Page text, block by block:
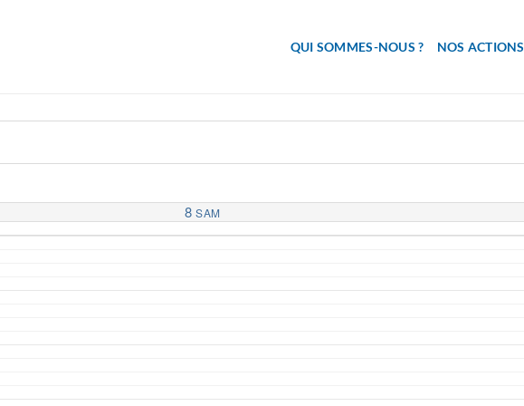
QUI SOMMES-NOUS ? NOS ACTIONS
8 SAM